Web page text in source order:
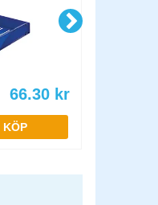
66.30 kr
KÖP